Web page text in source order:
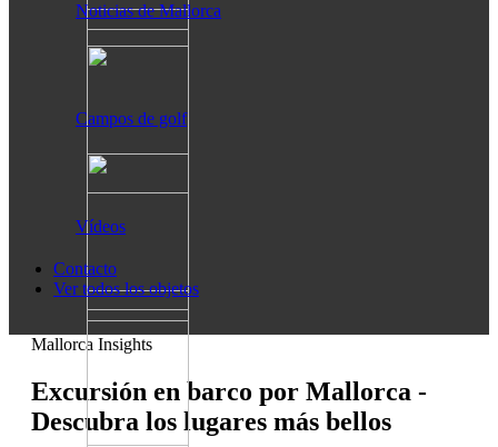
Noticias de Mallorca
Campos de golf
Vídeos
Contacto
Ver todos los objetos
Mallorca Insights
Excursión en barco por Mallorca -
Descubra los lugares más bellos